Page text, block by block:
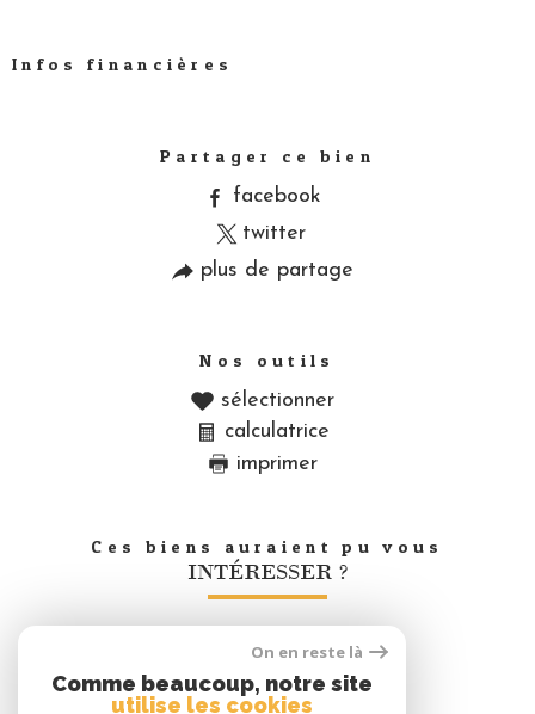
Infos financières
Partager ce bien
facebook
twitter
plus de partage
Nos outils
sélectionner
calculatrice
imprimer
Ces biens auraient pu vous
INTÉRESSER ?
Nous
adhérons
On en reste là
Comme beaucoup, notre site
utilise les cookies